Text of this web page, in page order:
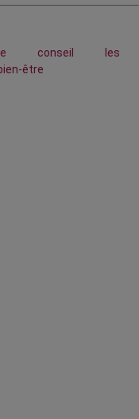
conseil
les
être